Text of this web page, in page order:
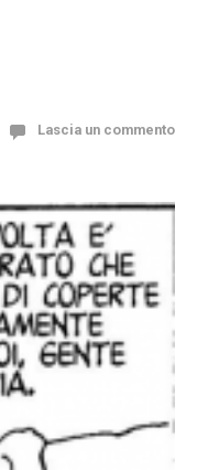
Lascia un commento